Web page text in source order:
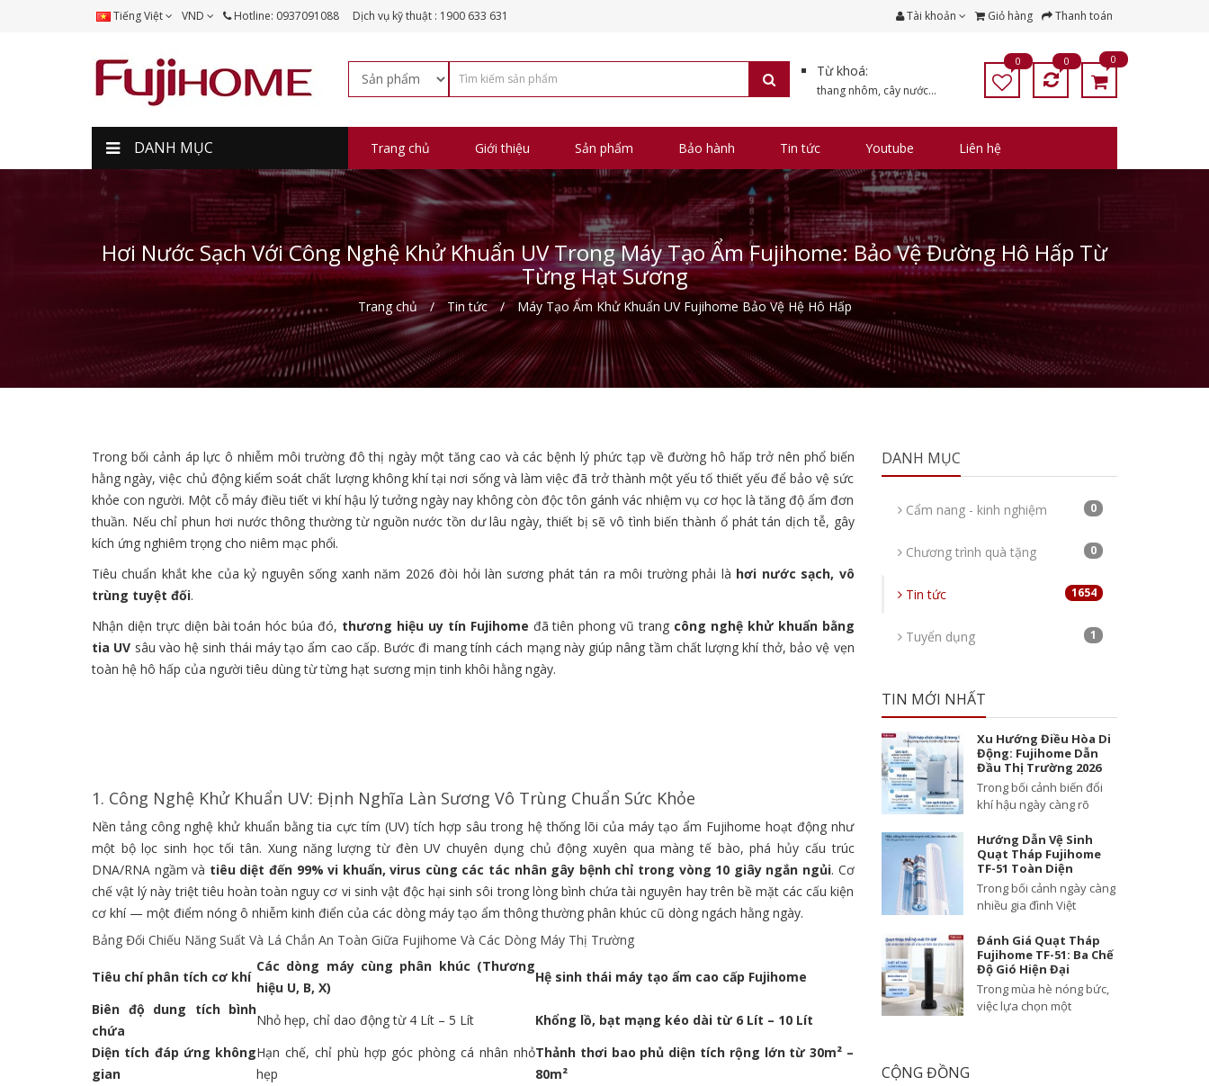
Tiếng Việt VND Hotline: 0937091088 Dịch vụ kỹ thuật : 1900 633 631 Tài khoản Giỏ hàng Thanh toán
Từ khoá:
thang nhôm, cây nước...
0 0 0
DANH MỤC Trang chủ Giới thiệu Sản phẩm Bảo hành Tin tức Youtube Liên hệ
Hơi Nước Sạch Với Công Nghệ Khử Khuẩn UV Trong Máy Tạo Ẩm Fujihome: Bảo Vệ Đường Hô Hấp Từ
Từng Hạt Sương
Trang chủ Tin tức Máy Tạo Ẩm Khử Khuẩn UV Fujihome Bảo Vệ Hệ Hô Hấp
Trong bối cảnh áp lực ô nhiễm môi trường đô thị ngày một tăng cao và các bệnh lý phức tạp về đường hô hấp trở nên phổ biến
hằng ngày, việc chủ động kiểm soát chất lượng không khí tại nơi sống và làm việc đã trở thành một yếu tố thiết yếu để bảo vệ sức
khỏe con người. Một cỗ máy điều tiết vi khí hậu lý tưởng ngày nay không còn độc tôn gánh vác nhiệm vụ cơ học là tăng độ ẩm đơn
thuần. Nếu chỉ phun hơi nước thông thường từ nguồn nước tồn dư lâu ngày, thiết bị sẽ vô tình biến thành ổ phát tán dịch tễ, gây
kích ứng nghiêm trọng cho niêm mạc phổi.
Tiêu chuẩn khắt khe của kỷ nguyên sống xanh năm 2026 đòi hỏi làn sương phát tán ra môi trường phải là hơi nước sạch, vô
trùng tuyệt đối.
Nhận diện trực diện bài toán hóc búa đó, thương hiệu uy tín Fujihome đã tiên phong vũ trang công nghệ khử khuẩn bằng
tia UV sâu vào hệ sinh thái máy tạo ẩm cao cấp. Bước đi mang tính cách mạng này giúp nâng tầm chất lượng khí thở, bảo vệ vẹn
toàn hệ hô hấp của người tiêu dùng từ từng hạt sương mịn tinh khôi hằng ngày.
1. Công Nghệ Khử Khuẩn UV: Định Nghĩa Làn Sương Vô Trùng Chuẩn Sức Khỏe
Nền tảng công nghệ khử khuẩn bằng tia cực tím (UV) tích hợp sâu trong hệ thống lõi của máy tạo ẩm Fujihome hoạt động như
một bộ lọc sinh học tối tân. Xung năng lượng từ đèn UV chuyên dụng chủ động xuyên qua màng tế bào, phá hủy cấu trúc
DNA/RNA ngầm và tiêu diệt đến 99% vi khuẩn, virus cùng các tác nhân gây bệnh chỉ trong vòng 10 giây ngắn ngủi. Cơ
chế vật lý này triệt tiêu hoàn toàn nguy cơ vi sinh vật độc hại sinh sôi trong lòng bình chứa tài nguyên hay trên bề mặt các cấu kiện
cơ khí — một điểm nóng ô nhiễm kinh điển của các dòng máy tạo ẩm thông thường phân khúc cũ dòng ngách hằng ngày.
Bảng Đối Chiếu Năng Suất Và Lá Chắn An Toàn Giữa Fujihome Và Các Dòng Máy Thị Trường
Tiêu chí phân tích cơ khí
Các dòng máy cùng phân khúc (Thương
hiệu U, B, X)
Hệ sinh thái máy tạo ẩm cao cấp Fujihome
Biên độ dung tích bình
chứa
Nhỏ hẹp, chỉ dao động từ 4 Lít – 5 Lít
Khổng lồ, bạt mạng kéo dài từ 6 Lít – 10 Lít
Diện tích đáp ứng không
gian
Hạn chế, chỉ phù hợp góc phòng cá nhân nhỏ
hẹp
Thảnh thơi bao phủ diện tích rộng lớn từ 30m² –
80m²
DANH MỤC
Cẩm nang - kinh nghiệm 0
Chương trình quà tặng 0
Tin tức 1654
Tuyển dụng 1
TIN MỚI NHẤT
Xu Hướng Điều Hòa Di
Động: Fujihome Dẫn
Đầu Thị Trường 2026
Trong bối cảnh biến đổi
khí hậu ngày càng rõ
Hướng Dẫn Vệ Sinh
Quạt Tháp Fujihome
TF-51 Toàn Diện
Trong bối cảnh ngày càng
nhiều gia đình Việt
Đánh Giá Quạt Tháp
Fujihome TF-51: Ba Chế
Độ Gió Hiện Đại
Trong mùa hè nóng bức,
việc lựa chọn một
CỘNG ĐỒNG